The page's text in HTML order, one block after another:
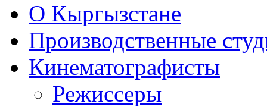
О Кыргызстане
Производственные
Кинематографисты
Режиссеры